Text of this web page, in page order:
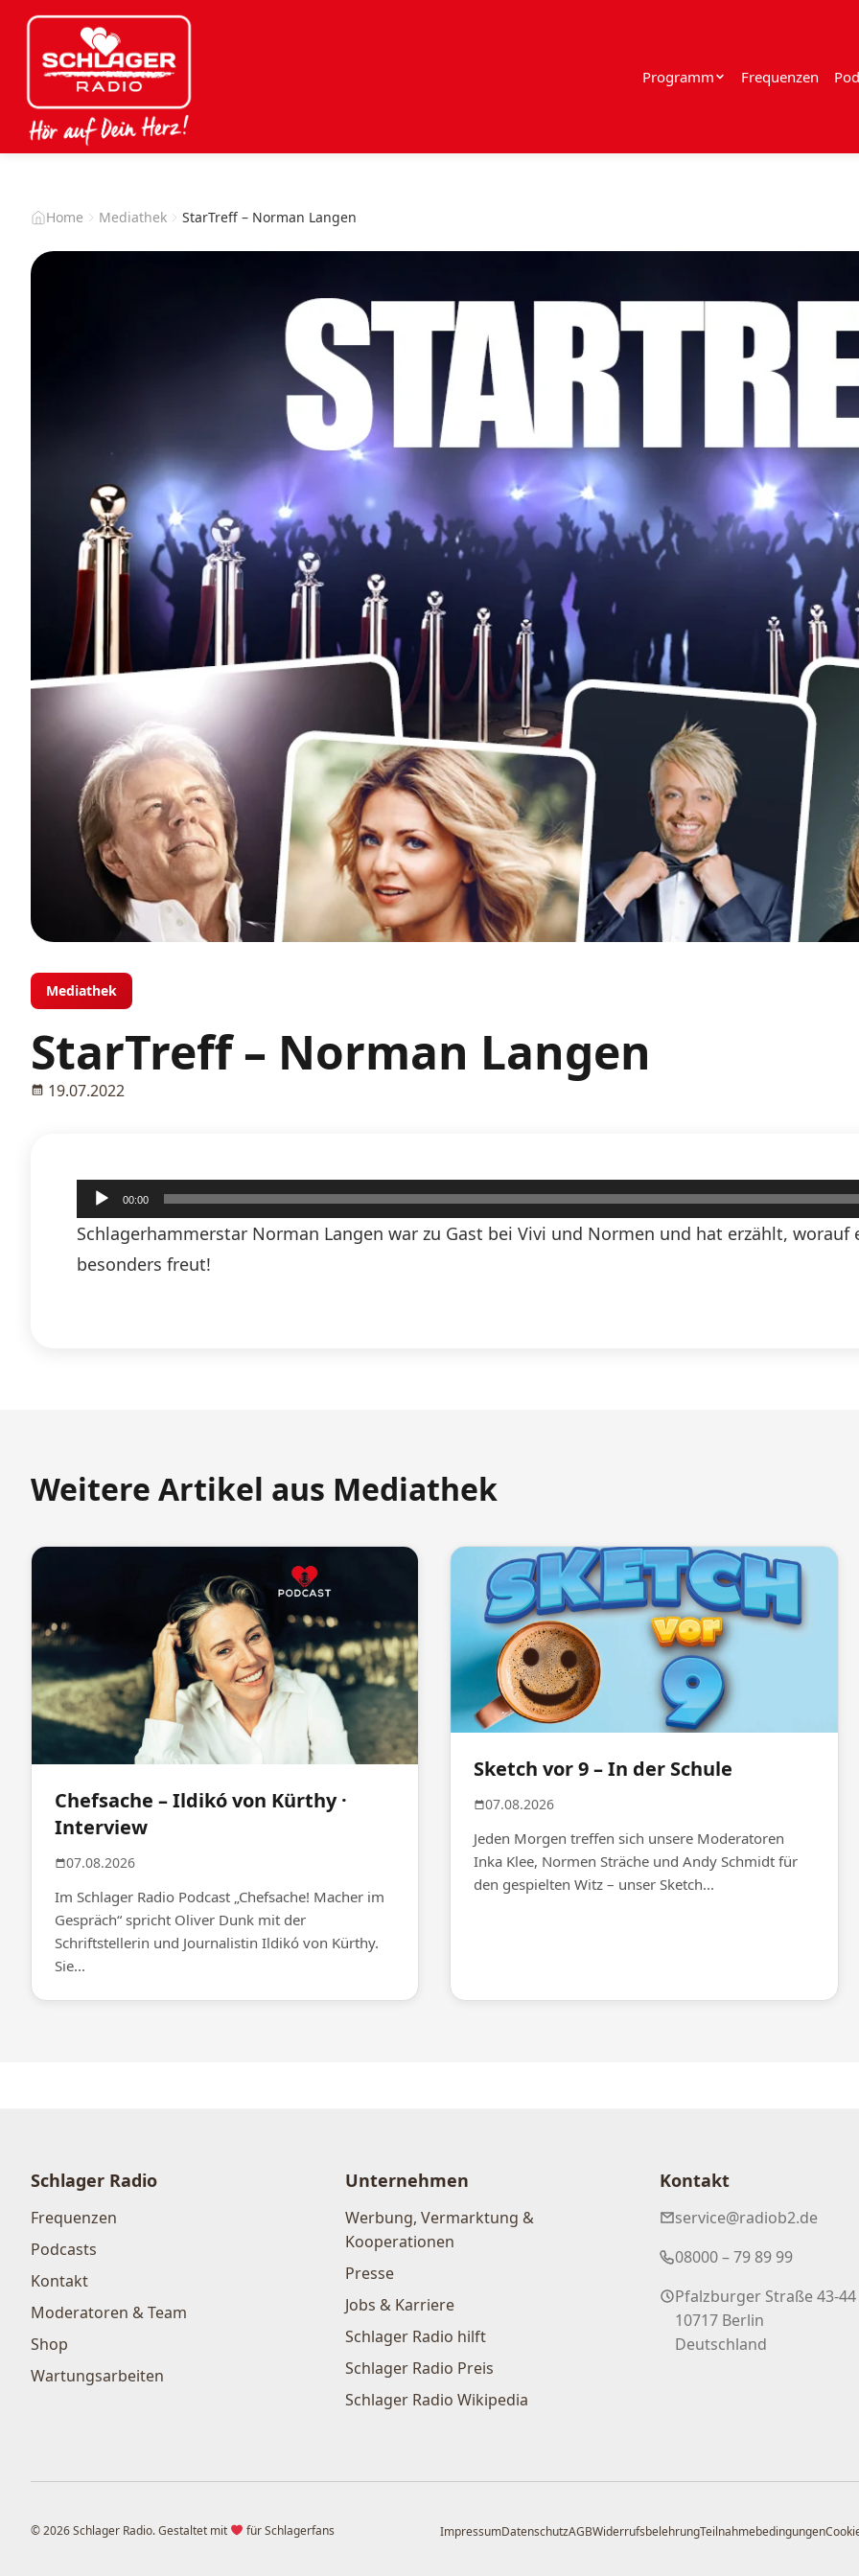
Programm Frequenzen
Home Mediathek StarTreff – Norman Langen
Mediathek
StarTreff – Norman Langen
19.07.2022
Audio-
Player
00:00
Schlagerhammerstar Norman Langen war zu Gast bei Vivi und Normen und hat erzählt, worauf
besonders freut!
Weitere Artikel aus Mediathek
Chefsache – Ildikó von Kürthy ·
Interview
07.08.2026
Im Schlager Radio Podcast „Chefsache! Macher im
Gespräch“ spricht Oliver Dunk mit der
Schriftstellerin und Journalistin Ildikó von Kürthy.
Sie...
Sketch vor 9 – In der Schule
07.08.2026
Jeden Morgen treffen sich unsere Moderatoren
Inka Klee, Normen Sträche und Andy Schmidt für
den gespielten Witz – unser Sketch...
Schlager Radio
Frequenzen
Podcasts
Kontakt
Moderatoren & Team
Shop
Wartungsarbeiten
Unternehmen
Werbung, Vermarktung &
Kooperationen
Presse
Jobs & Karriere
Schlager Radio hilft
Schlager Radio Preis
Schlager Radio Wikipedia
Kontakt
service@radiob2.de
08000 – 79 89 99
Pfalzburger Straße 43-44
10717 Berlin
Deutschland
© 2026 Schlager Radio. Gestaltet mit für Schlagerfans ImpressumDatenschutzAGBWiderrufsbelehrungTeilnahmebedingungen